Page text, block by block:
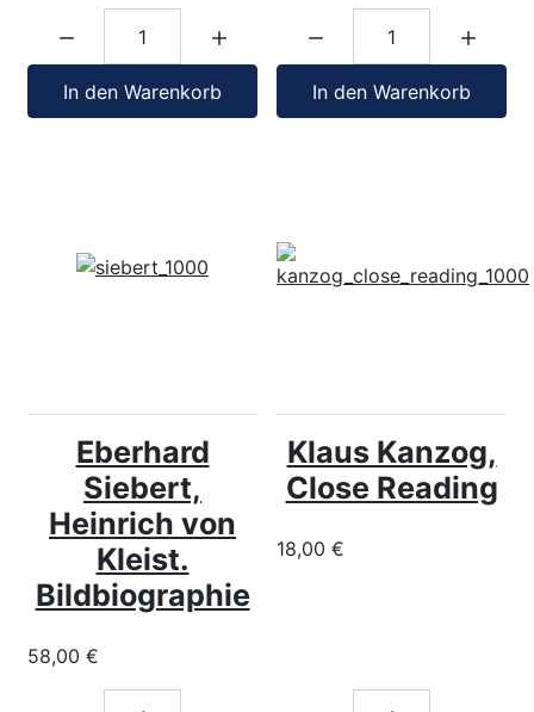
In den Warenkorb In den Warenkorb
Eberhard
Siebert,
Heinrich von
Kleist.
Bildbiographie
58,00 €
Klaus Kanzog,
Close Reading
18,00 €